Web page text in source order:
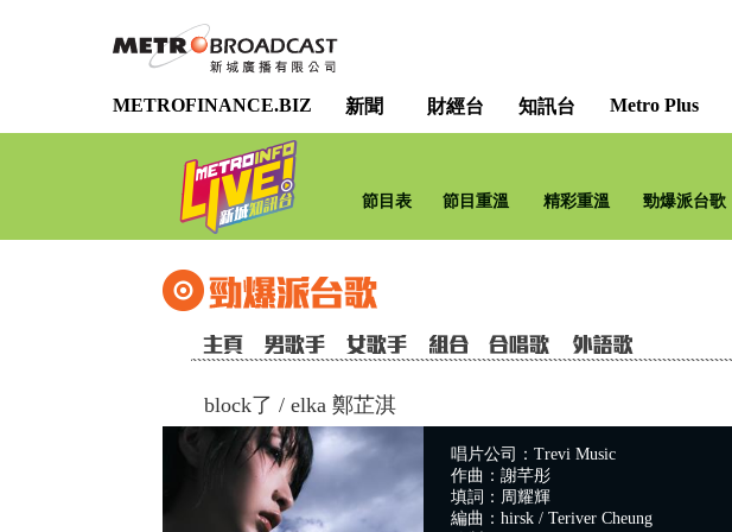
METROFINANCE.BIZ 新聞 財經台 知訊台 Metro Plus
節目表 節目重溫 精彩重溫 勁爆派台歌
block了 / elka 鄭芷淇
唱片公司：Trevi Music
作曲：謝芊彤
填詞：周耀輝
編曲：hirsk / Teriver Cheung